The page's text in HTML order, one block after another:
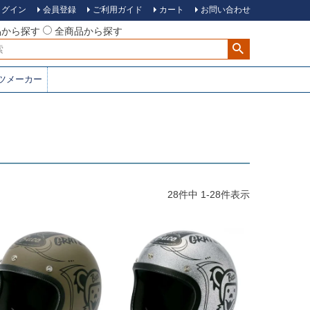
イン 会員登録 ご利用ガイド カート お問い合わせ
ら探す 全商品から探す
メーカー
28件中 1-28件表示